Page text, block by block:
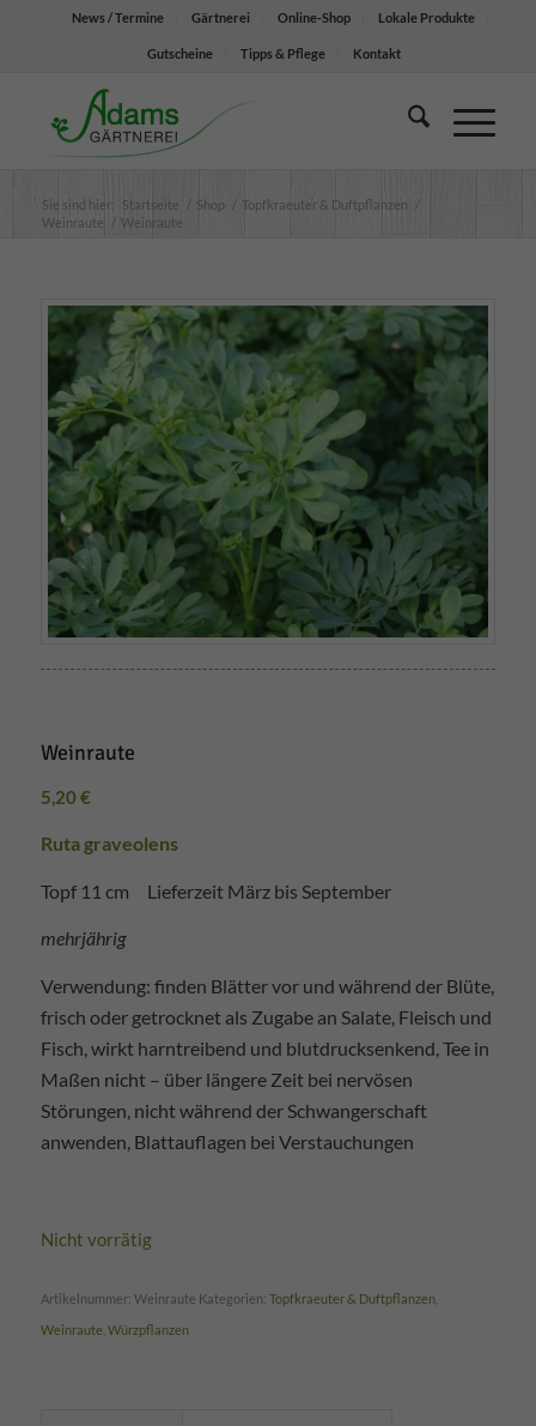
News / Termine Gärtnerei Online-Shop Lokale Produkte
Gutscheine Tipps & Pflege Kontakt
Sie sind hier: Startseite / Shop / Topfkraeuter & Duftpflanzen
/
Weinraute
/ Weinraute
Weinraute
5,20€
Ruta graveolens
Topf 11 cm Lieferzeit März bis September
mehrjährig
Verwendung: finden Blätter vor und während der Blüte,
frisch oder getrocknet als Zugabe an Salate, Fleisch und
Fisch, wirkt harntreibend und blutdrucksenkend, Tee in
Maßen nicht – über längere Zeit bei nervösen
Störungen, nicht während der Schwangerschaft
anwenden, Blattauflagen bei Verstauchungen
Nicht vorrätig
Artikelnummer: Weinraute Kategorien: Topfkraeuter & Duftpflanzen,
Weinraute Würzpflanzen